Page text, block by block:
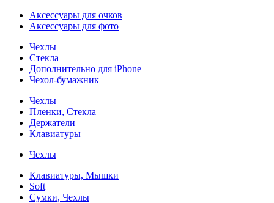
Аксессуары для очков
Аксессуары для фото
Чехлы
Стекла
Дополнительно для iPhone
Чехол-бумажник
Чехлы
Пленки, Стекла
Держатели
Клавиатуры
Чехлы
Клавиатуры, Мышки
Soft
Сумки, Чехлы